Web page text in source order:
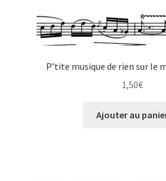
P’tite musique de rien sur le
1,50€
Ajouter au